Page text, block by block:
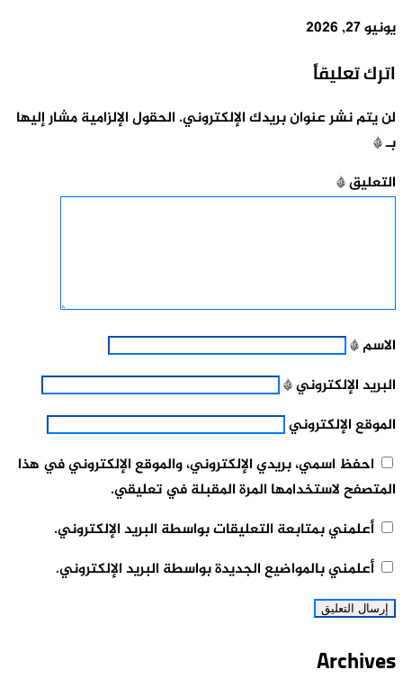
يونيو 27, 2026
اترك تعليقاً
لن يتم نشر عنوان بريدك الإلكتروني. الحقول الإلزامية مشار إليها
بـ*
التعليق*
الاسم*
البريد الإلكتروني*
الموقع الإلكتروني
احفظ اسمي، بريدي الإلكتروني، والموقع الإلكتروني في هذا
المتصفح لاستخدامها المرة المقبلة في تعليقي.
أعلمني بمتابعة التعليقات بواسطة البريد الإلكتروني.
أعلمني بالمواضيع الجديدة بواسطة البريد الإلكتروني.
Archives